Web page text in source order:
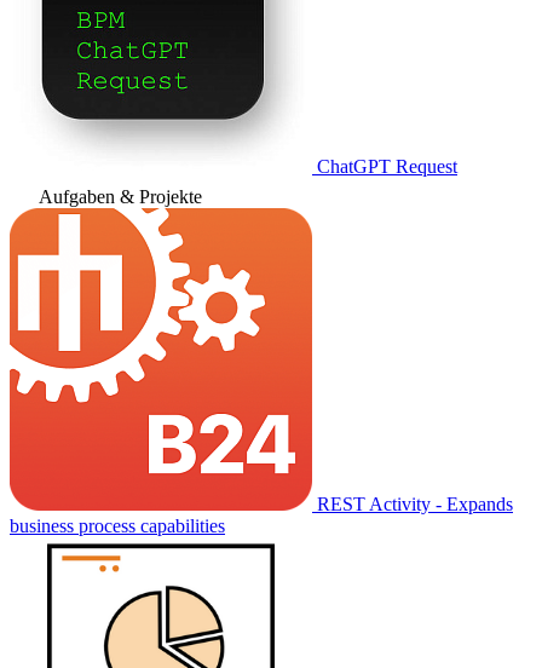
ChatGPT Request
Aufgaben & Projekte
REST Activity - Expands
business process capabilities